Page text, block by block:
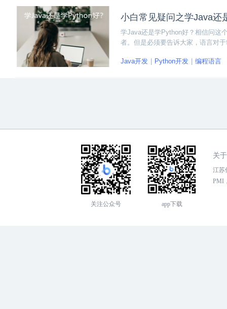
小白常见疑问之学Java还
学Java还是学Python好？相信问这
者。但是必须要告诉大家，语言对
用领域、就业机会、发展前景等方
Java开发 Python开发 编程语言
关注公众号 app下载
关
江苏
PMI